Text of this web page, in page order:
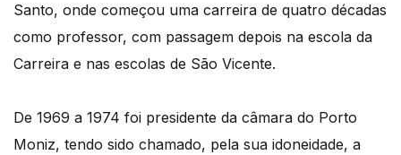
Santo, onde começou uma carreira de quatro décadas
como professor, com passagem depois na escola da
Carreira e nas escolas de São Vicente.
De 1969 a 1974 foi presidente da câmara do Porto
Moniz, tendo sido chamado, pela sua idoneidade, a